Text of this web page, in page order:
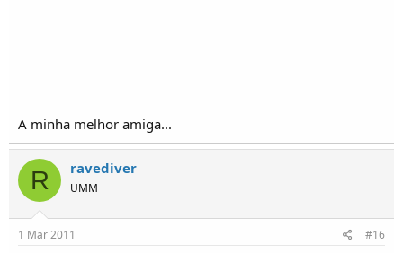
A minha melhor amiga...
R ravediver
UMM
1 Mar 2011 #16